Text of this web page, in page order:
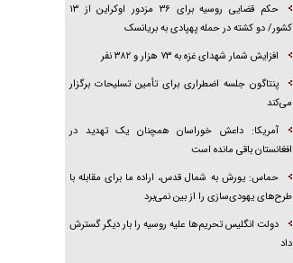
حکم قضایی روسیه برای ۳۶ مزدور اوکراین از ۱۳
کشور/ دو کشته در حمله پهپادی به بریانسک
افزایش شمار شهدای غزه به ۷۳ هزار و ۳۸۲ نفر
پنتاگون جلسه اضطراری برای تأمین تسلیحات برگزار
می‌کند
آمریکا: داعش خوراسان همچنان یک تهدید در
افغانستان باقی مانده است
حماس: یورش به شمال قدس، اراده ما برای مقابله با
طرح‌های یهودی‌سازی را از بین نمی‌برد
دولت انگلیس تحریم‌ها علیه روسیه را بار دیگر گسترش
داد